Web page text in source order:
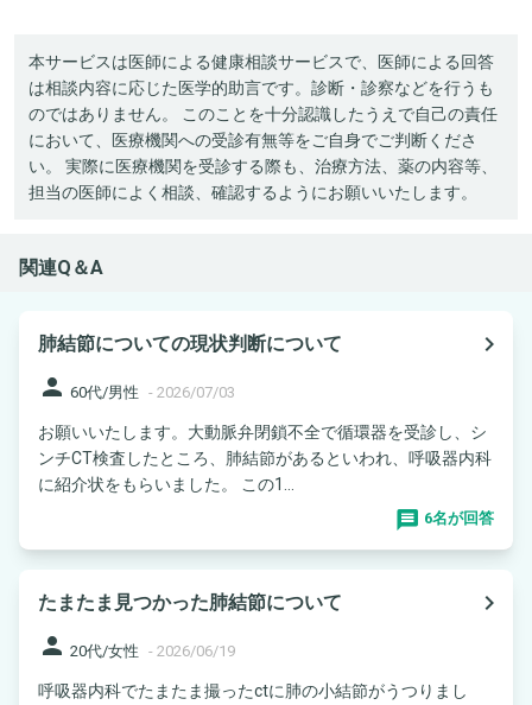
本サービスは医師による健康相談サービスで、医師による回答
は相談内容に応じた医学的助言です。診断・診察などを行うも
のではありません。 このことを十分認識したうえで自己の責任
において、医療機関への受診有無等をご自身でご判断くださ
い。 実際に医療機関を受診する際も、治療方法、薬の内容等、
担当の医師によく相談、確認するようにお願いいたします。
関連Q＆A
肺結節についての現状判断について
navigate_next
person 60代/男性 - 2026/07/03
お願いいたします。大動脈弁閉鎖不全で循環器を受診し、シ
ンチCT検査したところ、肺結節があるといわれ、呼吸器内科
に紹介状をもらいました。 この1...
6名が回答
たまたま見つかった肺結節について
navigate_next
person 20代/女性 - 2026/06/19
呼吸器内科でたまたま撮ったctに肺の小結節がうつりまし